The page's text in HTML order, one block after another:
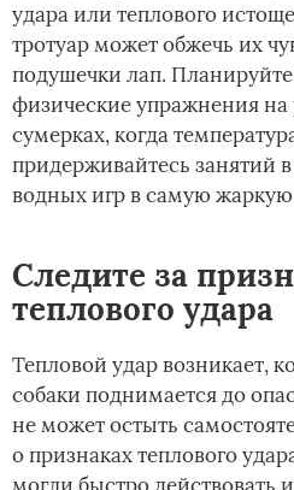
удара или теплового
тротуар может обжечь их
подушечки лап.
физические упражнения на
сумерках, когда
придерживайтесь занятий
водных игр в самую жаркую
Следите за
теплового удара
Тепловой удар возникает,
собаки поднимается до
не может остыть
о признаках теплового